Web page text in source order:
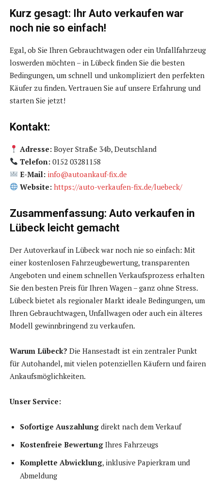
Kurz gesagt: Ihr Auto verkaufen war
noch nie so einfach!
Egal, ob Sie Ihren Gebrauchtwagen oder ein Unfallfahrzeug
loswerden möchten – in Lübeck finden Sie die besten
Bedingungen, um schnell und unkompliziert den perfekten
Käufer zu finden. Vertrauen Sie auf unsere Erfahrung und
starten Sie jetzt!
Kontakt:
Adresse: Boyer Straße 34b, Deutschland
Telefon: 0152 03281158
E-Mail: info@autoankauf-fix.de
Website:https://auto-verkaufen-fix.de/luebeck/
Zusammenfassung: Auto verkaufen in
Lübeck leicht gemacht
Der Autoverkauf in Lübeck war noch nie so einfach: Mit
einer kostenlosen Fahrzeugbewertung, transparenten
Angeboten und einem schnellen Verkaufsprozess erhalten
Sie den besten Preis für Ihren Wagen – ganz ohne Stress.
Lübeck bietet als regionaler Markt ideale Bedingungen, um
Ihren Gebrauchtwagen, Unfallwagen oder auch ein älteres
Modell gewinnbringend zu verkaufen.
Warum Lübeck? Die Hansestadt ist ein zentraler Punkt
für Autohandel, mit vielen potenziellen Käufern und fairen
Ankaufsmöglichkeiten.
Unser Service:
Sofortige Auszahlung direkt nach dem Verkauf
Kostenfreie Bewertung Ihres Fahrzeugs
Komplette Abwicklung, inklusive Papierkram und
Abmeldung